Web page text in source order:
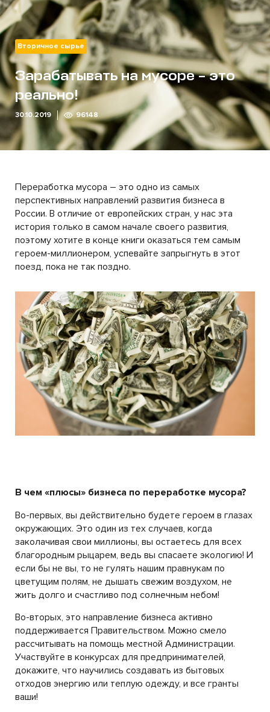
Вторичное сырье
Зарабатывать на мусоре – это
реально!
30.10.2019 96148
Переработка мусора – это одно из самых
перспективных направлений развития бизнеса в
России. В отличие от европейских стран, у нас эта
история только в самом начале своего развития,
поэтому хотите в конце книги оказаться тем самым
героем-миллионером, успевайте запрыгнуть в этот
поезд, пока не так поздно.
В чем «плюсы» бизнеса по переработке мусора?
Во-первых, вы действительно будете героем в глазах
окружающих. Это один из тех случаев, когда
заколачивая свои миллионы, вы остаетесь для всех
благородным рыцарем, ведь вы спасаете экологию! И
если бы не вы, то не гулять нашим правнукам по
цветущим полям, не дышать свежим воздухом, не
жить долго и счастливо под солнечным небом!
Во-вторых, это направление бизнеса активно
поддерживается Правительством. Можно смело
рассчитывать на помощь местной Администрации.
Участвуйте в конкурсах для предпринимателей,
докажите, что научились создавать из бытовых
отходов энергию или теплую одежду, и все гранты
ваши!